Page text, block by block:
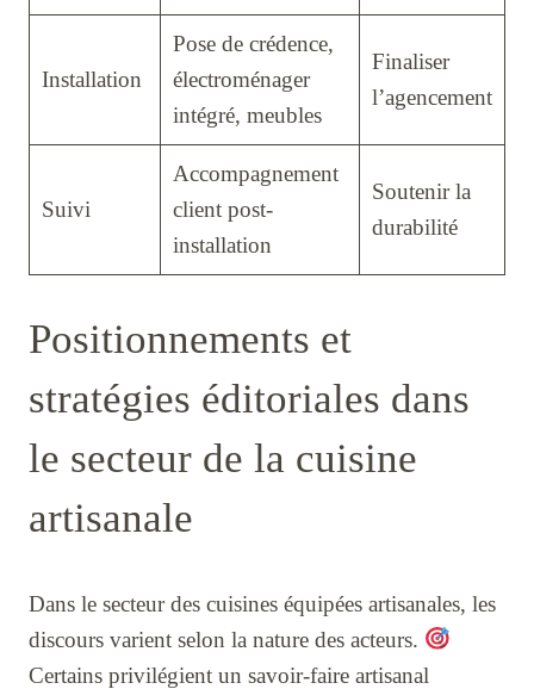
Installation
Pose de crédence,
électroménager
intégré, meubles
Finaliser
l’agencement
Suivi
Accompagnement
client post-
installation
Soutenir la
durabilité
Positionnements et
stratégies éditoriales dans
le secteur de la cuisine
artisanale
Dans le secteur des cuisines équipées artisanales, les
discours varient selon la nature des acteurs.
Certains privilégient un savoir-faire artisanal